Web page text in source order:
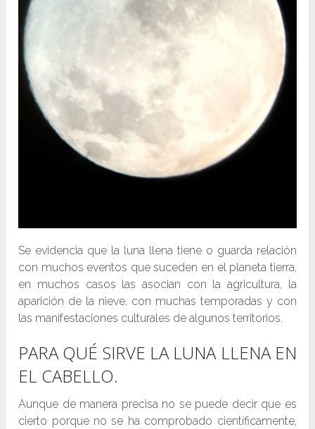
Se evidencia que la luna llena tiene o guarda relación
con muchos eventos que suceden en el planeta tierra,
en muchos casos las asocian con la agricultura, la
aparición de la nieve, con muchas temporadas y con
las manifestaciones culturales de algunos territorios.
PARA QUÉ SIRVE LA LUNA LLENA EN
EL CABELLO.
Aunque de manera precisa no se puede decir que es
cierto porque no se ha comprobado científicamente,